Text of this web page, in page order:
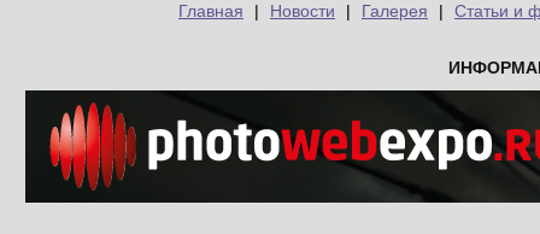
Главная | Новости | Галерея | Статьи и